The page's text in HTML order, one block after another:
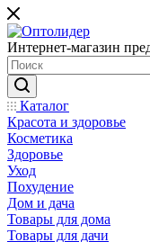
Интернет-магазин
Каталог
Красота и здоровье
Косметика
Здоровье
Уход
Похудение
Дом и дача
Товары для дома
Товары для дачи